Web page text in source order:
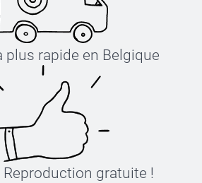
plus rapide en Belgique
Reproduction gratuite !